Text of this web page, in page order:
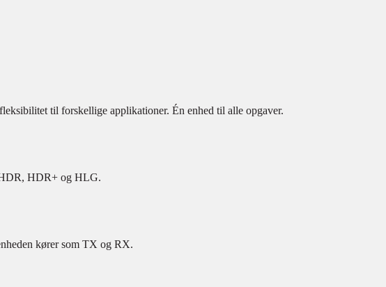
til forskellige applikationer. Én enhed til alle opgaver.
HDR+ og HLG.
kører som TX og RX.